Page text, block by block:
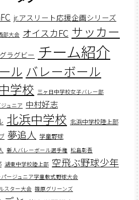
jr.アスリート応援企画シリーズ
部大会 オイスカFC サッカー
ラグビー チーム紹介
ル バレーボール
学校 三ヶ日中学校女子バレー部
ュニア 中村好志
北浜中学校 北浜中学校陸上部
夢追人 学童野球
新人バレーボール選手権 松島彰吾
湖東中学校陸上部 空飛ぶ野球少年
ージュニア学童軟式野球大会
スター大会 篠原グリーンズ